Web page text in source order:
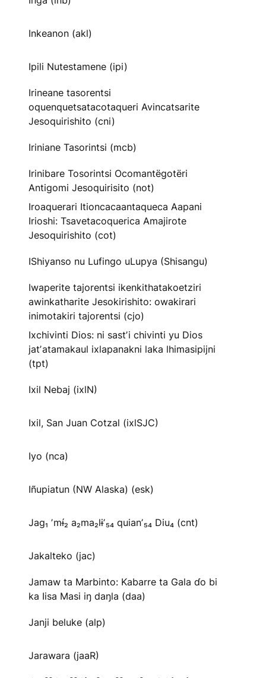
Inkeanon (akl)
Ipili Nutestamene (ipi)
Irineane tasorentsi
oquenquetsatacotaqueri Avincatsarite
Jesoquirishito (cni)
Iriniane Tasorintsi (mcb)
Irinibare Tosorintsi Ocomantëgotëri
Antigomi Jesoquirisito (not)
Iroaquerari Itioncacaantaqueca Aapani
Irioshi: Tsavetacoquerica Amajirote
Jesoquirishito (cot)
IShiyanso nu Lufingo uLupya (Shisangu)
Iwaperite tajorentsi ikenkithatakoetziri
awinkatharite Jesokirishito: owakirari
inimotakiri tajorentsi (cjo)
Ixchivinti Dios: ni sastʼi chivinti yu Dios
jatʼatamakaul ixlapanakni laka lhimasipijni
(tpt)
Ixil Nebaj (ixlN)
Ixil, San Juan Cotzal (ixlSJC)
Iyo (nca)
Iñupiatun (NW Alaska) (esk)
Jag₁ ʼmɨ́₂ a₂ma₂lɨʼ₅₄ quianʼ₅₄ Diu₄ (cnt)
Jakalteko (jac)
Jamaw ta Marbinto: Kabarre ta Gala ɗo bi
ka Iisa Masi iŋ daŋla (daa)
Janji beluke (alp)
Jarawara (jaaR)